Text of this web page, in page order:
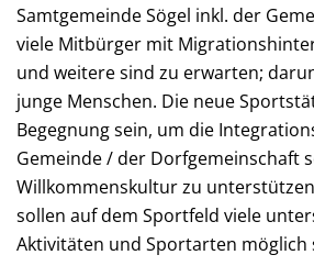
Samtgemeinde Sögel inkl. der
viele Mitbürger mit
und weitere sind zu erwarten;
junge Menschen. Die neue
Begegnung sein, um die
Gemeinde / der Dorfgemeinschaft
Willkommenskultur zu
sollen auf dem Sportfeld viele
Aktivitäten und Sportarten möglich